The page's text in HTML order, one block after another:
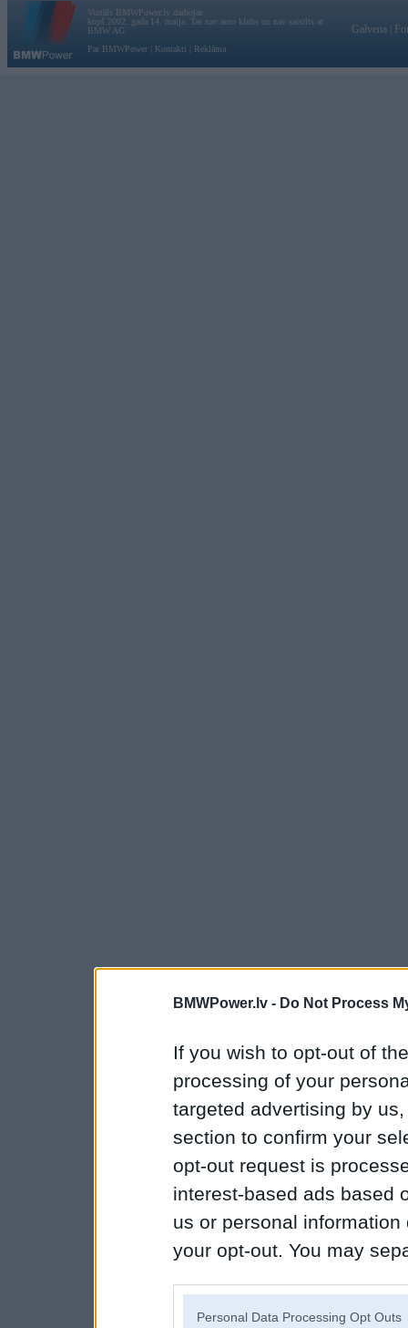
BMWPower.lv - Do Not Process
If you wish to opt-out of
processing of your
targeted advertising by
section to confirm your
opt-out request is
interest-based ads based
us or personal
your opt-out. You may
Personal Data Processing Opt Outs
Vortāls BMWPower.lv darbojas
kopš 2002. gada 14. maija. Tas nav auto klubs un nav saistīts ar
BMW AG.
Par BMWPower
Kontakti Reklāma
Galvena